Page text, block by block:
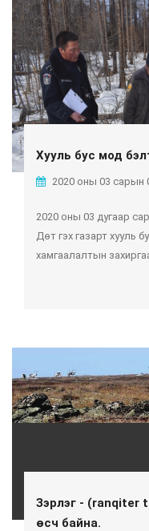
Хууль бус мод
2020 оны 03 сарын
2020 оны 03 дугаар
Дөт гэх газарт хууль
хамгаалалтын
Зэрлэг - (ranqiter
өсч байна.